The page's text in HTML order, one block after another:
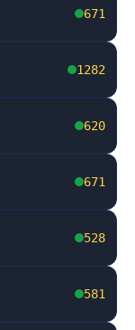
671
1282
620
671
528
581